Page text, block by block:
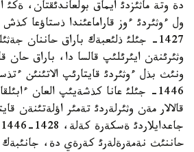
دة وتة ماثئزدئ ايماق بولعاندئقتان، ةكئ
ول ءوثئردئ ءوز قاراماعئندا ذستاؤعا كذش
1427- جئلئ ذلئعبةك باراق حاننان
وثئرئنةن ايئرئلئپ قالسا دا، باراق حان
ونئث بذل ءوثئردئ قايتارئپ الاتئنئن
1446- جئلئ عانا كذشةيئپ العان
قالالار مةن وثئرلةردئ تةمئر اؤلةتئنةن
حاننئث نةمةرةلةرئ كةرةي دة، جانئبةك